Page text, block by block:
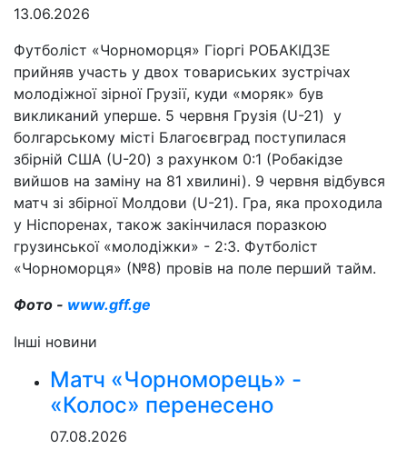
13.06.2026
Футболіст «Чорноморця» Гіоргі РОБАКІДЗЕ
прийняв участь у двох товариських зустрічах
молодіжної зірної Грузії, куди «моряк» був
викликаний уперше. 5 червня Грузія (U-21) у
болгарському місті Благоєвград поступилася
збірній США (U-20) з рахунком 0:1 (Робакідзе
вийшов на заміну на 81 хвилині). 9 червня відбувся
матч зі збірної Молдови (U-21). Гра, яка проходила
у Ніспоренах, також закінчилася поразкою
грузинської «молодіжки» - 2:3. Футболіст
«Чорноморця» (№8) провів на поле перший тайм.
Фото - www.gff.ge
Інші новини
Матч «Чорноморець» -
«Колос» перенесено
07.08.2026